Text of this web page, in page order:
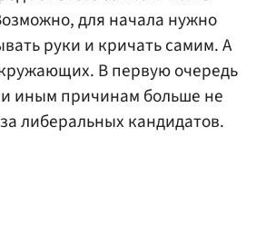
для начала нужно
руки и кричать самим. А
В первую очередь
иным причинам больше не
либеральных кандидатов.